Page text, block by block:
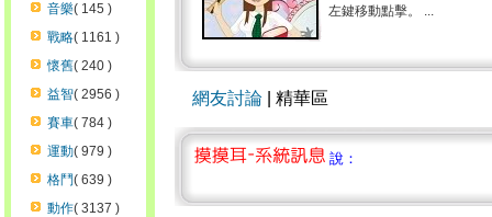
音樂( 145 )
戰略( 1161 )
懷舊( 240 )
益智( 2956 )
賽車( 784 )
運動( 979 )
格鬥( 639 )
動作( 3137 )
左鍵移動點擊。 ...
網友討論 | 精華區
說：